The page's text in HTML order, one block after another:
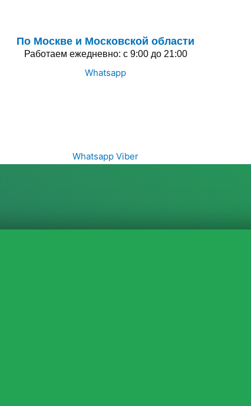
По Москве и Московской области
Работаем ежедневно: с 9:00 до 21:00
Whatsapp
Whatsapp Viber